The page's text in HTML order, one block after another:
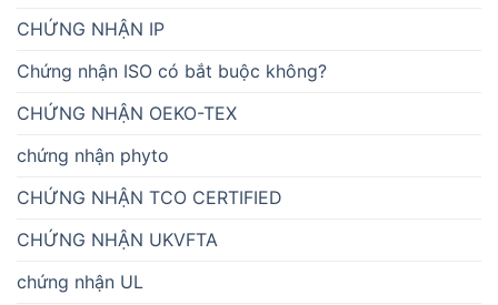
CHỨNG NHẬN IP
Chứng nhận ISO có bắt buộc không?
CHỨNG NHẬN OEKO-TEX
chứng nhận phyto
CHỨNG NHẬN TCO CERTIFIED
CHỨNG NHẬN UKVFTA
chứng nhận UL